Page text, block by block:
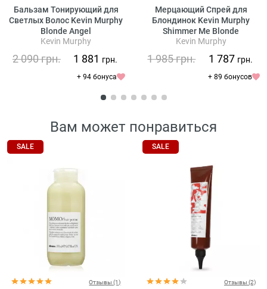
Бальзам Тонирующий для
Светлых Волос Kevin Murphy
Blonde Angel
Kevin Murphy
2 090грн. 1 881 грн.
+ 94 бонуса
Мерцающий Спрей для
Блондинок Kevin Murphy
Shimmer Me Blonde
Kevin Murphy
1 985грн. 1 787 грн.
+ 89 бонусов
Вам может понравиться
SALE
Отзывы (1)
SALE
Отзывы (2)